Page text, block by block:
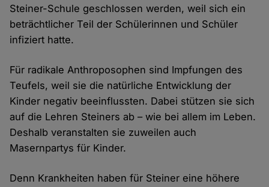
Steiner-Schule geschlossen werden, weil sich ein
beträchtlicher Teil der Schülerinnen und Schüler
infiziert hatte.
Für radikale Anthroposophen sind Impfungen des
Teufels, weil sie die natürliche Entwicklung der
Kinder negativ beeinflussten. Dabei stützen sie sich
auf die Lehren Steiners ab – wie bei allem im Leben.
Deshalb veranstalten sie zuweilen auch
Masernpartys für Kinder.
Denn Krankheiten haben für Steiner eine höhere